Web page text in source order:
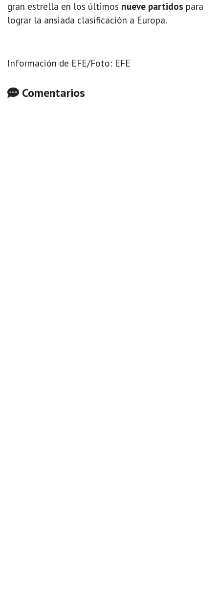
gran estrella en los últimos nueve partidos para
lograr la ansiada clasificación a Europa.
Información de EFE/Foto: EFE
Comentarios